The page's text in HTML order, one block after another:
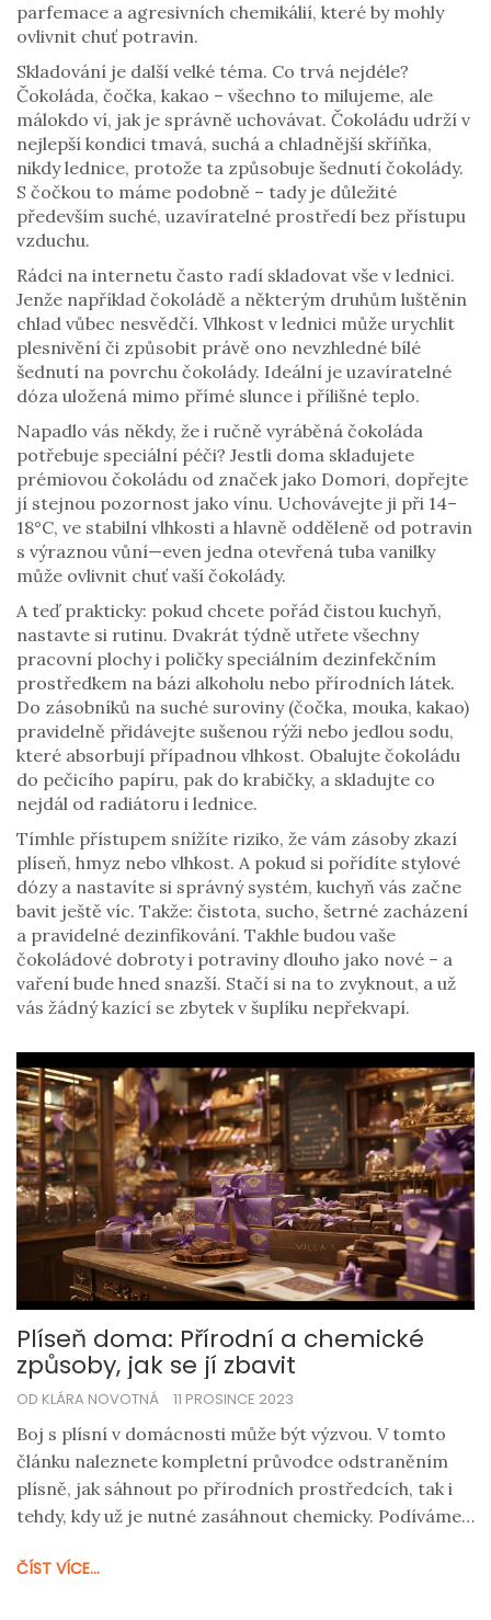
parfemace a agresivních chemikálií, které by mohly
ovlivnit chuť potravin.
Skladování je další velké téma. Co trvá nejdéle?
Čokoláda, čočka, kakao – všechno to milujeme, ale
málokdo ví, jak je správně uchovávat. Čokoládu udrží v
nejlepší kondici tmavá, suchá a chladnější skříňka,
nikdy lednice, protože ta způsobuje šednutí čokolády.
S čočkou to máme podobně – tady je důležité
především suché, uzavíratelné prostředí bez přístupu
vzduchu.
Rádci na internetu často radí skladovat vše v lednici.
Jenže například čokoládě a některým druhům luštěnin
chlad vůbec nesvědčí. Vlhkost v lednici může urychlit
plesnivění či způsobit právě ono nevzhledné bílé
šednutí na povrchu čokolády. Ideální je uzavíratelné
dóza uložená mimo přímé slunce i přílišné teplo.
Napadlo vás někdy, že i ručně vyráběná čokoláda
potřebuje speciální péči? Jestli doma skladujete
prémiovou čokoládu od značek jako Domori, dopřejte
jí stejnou pozornost jako vínu. Uchovávejte ji při 14–
18°C, ve stabilní vlhkosti a hlavně odděleně od potravin
s výraznou vůní—even jedna otevřená tuba vanilky
může ovlivnit chuť vaší čokolády.
A teď prakticky: pokud chcete pořád čistou kuchyň,
nastavte si rutinu. Dvakrát týdně utřete všechny
pracovní plochy i poličky speciálním dezinfekčním
prostředkem na bázi alkoholu nebo přírodních látek.
Do zásobníků na suché suroviny (čočka, mouka, kakao)
pravidelně přidávejte sušenou rýži nebo jedlou sodu,
které absorbují případnou vlhkost. Obalujte čokoládu
do pečicího papíru, pak do krabičky, a skladujte co
nejdál od radiátoru i lednice.
Tímhle přístupem snížíte riziko, že vám zásoby zkazí
plíseň, hmyz nebo vlhkost. A pokud si pořídíte stylové
dózy a nastavíte si správný systém, kuchyň vás začne
bavit ještě víc. Takže: čistota, sucho, šetrné zacházení
a pravidelné dezinfikování. Takhle budou vaše
čokoládové dobroty i potraviny dlouho jako nové – a
vaření bude hned snazší. Stačí si na to zvyknout, a už
vás žádný kazící se zbytek v šuplíku nepřekvapí.
Plíseň doma: Přírodní a chemické
způsoby, jak se jí zbavit
OD KLÁRA NOVOTNÁ 11 PROSINCE 2023
Boj s plísní v domácnosti může být výzvou. V tomto
článku naleznete kompletní průvodce odstraněním
plísně, jak sáhnout po přírodních prostředcích, tak i
tehdy, kdy už je nutné zasáhnout chemicky. Podíváme
příčiny vzniku plísně, a nabídneme i užitečné tipy pro
ČÍST VÍCE...